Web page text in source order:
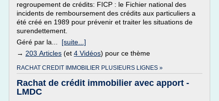
regroupement de crédits: FICP : le Fichier national des
incidents de remboursement des crédits aux particuliers a
été créé en 1989 pour prévenir et traiter les situations de
surendettement.
Géré par la... [suite...]
→ 203 Articles (et 4 Vidéos) pour ce thème
RACHAT CREDIT IMMOBILIER PLUSIEURS LIGNES »
Rachat de crédit immobilier avec apport -
LMDC